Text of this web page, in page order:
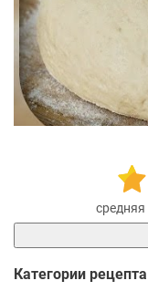
Категории рецепта